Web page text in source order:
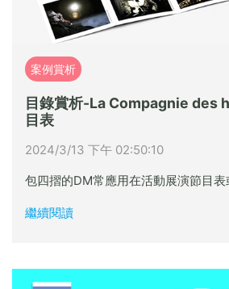
案例賞析
目錄賞析-La Compagnie des
目表
2024/3/13 下午 02:50:10
包四摺的DM常應用在活動展演節目
繼續閱讀